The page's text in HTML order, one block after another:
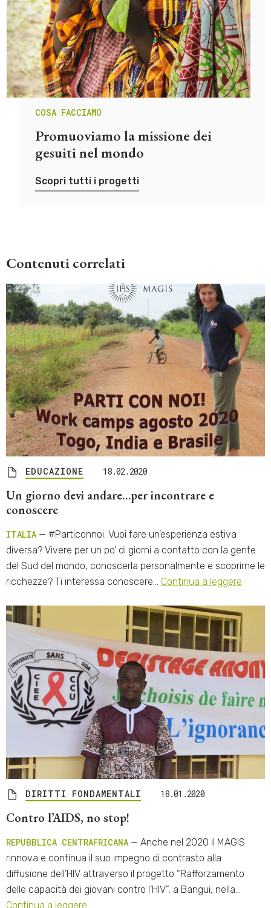
COSA FACCIAMO
Promuoviamo la missione dei
gesuiti nel mondo
Scopri tutti i progetti
Contenuti correlati
EDUCAZIONE 18.02.2020
Un giorno devi andare…per incontrare e
conoscere
ITALIA — #Particonnoi. Vuoi fare un’esperienza estiva
diversa? Vivere per un po’ di giorni a contatto con la gente
del Sud del mondo, conoscerla personalmente e scoprirne le
ricchezze? Ti interessa conoscere… Continua a leggere
DIRITTI FONDAMENTALI 18.01.2020
Contro l’AIDS, no stop!
REPUBBLICA CENTRAFRICANA — Anche nel 2020 il MAGIS
rinnova e continua il suo impegno di contrasto alla
diffusione dell’HIV attraverso il progetto “Rafforzamento
delle capacità dei giovani contro l’HIV”, a Bangui, nella…
Continua a leggere